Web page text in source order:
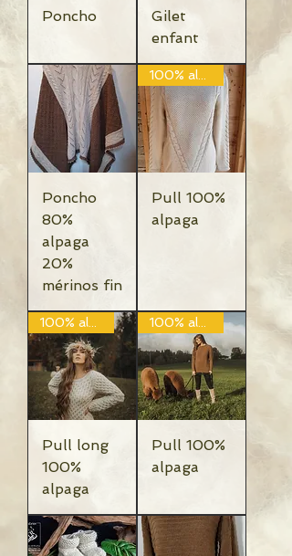
Poncho
Gilet
enfant
Poncho
80%
alpaga
20%
mérinos fin
Pull 100%
alpaga
Pull long
100%
alpaga
Pull 100%
alpaga